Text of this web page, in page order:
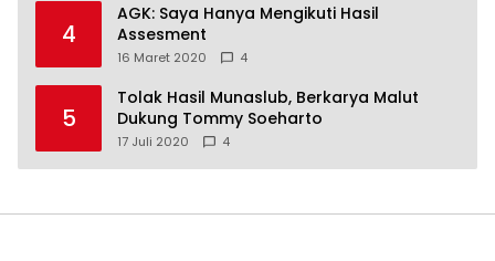
4
AGK: Saya Hanya Mengikuti Hasil
Assesment
16 Maret 2020 4
5
Tolak Hasil Munaslub, Berkarya Malut
Dukung Tommy Soeharto
17 Juli 2020 4